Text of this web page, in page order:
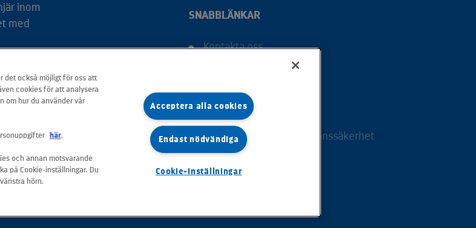
inom
med
SNABBLÄNKAR
Kontakta oss
Jobba hos oss
Kundportal - e-service
Dataskydd och informationssäkerhet
det också möjligt för oss att
cookies för att analysera
om hur du använder vår
här.
och annan motsvarande
på Cookie-inställningar. Du
hörn.
Acceptera alla cookies
Endast nödvändiga
Cookie-inställningar